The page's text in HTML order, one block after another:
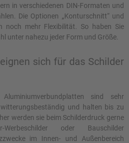
in verschiedenen DIN-Formaten und
Die Optionen „Konturschnitt“ und
mehr Flexibilität. So haben Sie
beim Schilder Drucken die Wahl unter nahezu jeder Form und Größe.
sich für das Schilder
sind sehr
Schilderdruck gerne
oder Bauschilder
im Innen- und Außenbereich